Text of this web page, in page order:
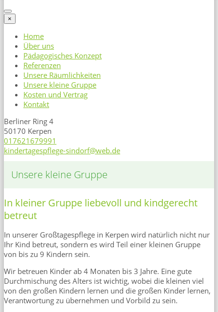
×
Home
Über uns
Pädagogisches Konzept
Referenzen
Unsere Räumlichkeiten
Unsere kleine Gruppe
Kosten und Vertrag
Kontakt
Berliner Ring 4
50170 Kerpen
017621679991
kindertagespflege-sindorf@web.de
Unsere kleine Gruppe
In kleiner Gruppe liebevoll und kindgerecht
betreut
In unserer Großtagespflege in Kerpen wird natürlich nicht nur
Ihr Kind betreut, sondern es wird Teil einer kleinen Gruppe
von bis zu 9 Kindern sein.
Wir betreuen Kinder ab 4 Monaten bis 3 Jahre. Eine gute
Durchmischung des Alters ist wichtig, wobei die kleinen viel
von den großen Kindern lernen und die großen Kinder lernen,
Verantwortung zu übernehmen und Vorbild zu sein.